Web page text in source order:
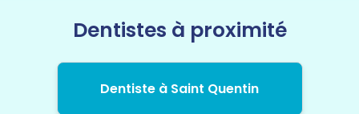
Dentistes à proximité
Dentiste à Saint Quentin